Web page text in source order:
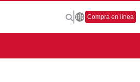
Compra en línea